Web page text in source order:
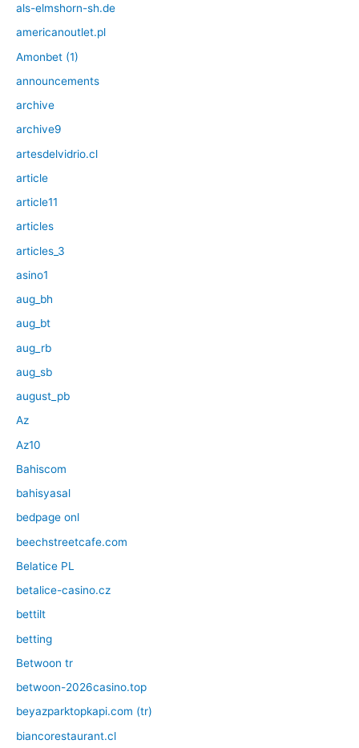
als-elmshorn-sh.de
americanoutlet.pl
Amonbet (1)
announcements
archive
archive9
artesdelvidrio.cl
article
article11
articles
articles_3
asino1
aug_bh
aug_bt
aug_rb
aug_sb
august_pb
Az
Az10
Bahiscom
bahisyasal
bedpage onl
beechstreetcafe.com
Belatice PL
betalice-casino.cz
bettilt
betting
Betwoon tr
betwoon-2026casino.top
beyazparktopkapi.com (tr)
biancorestaurant.cl